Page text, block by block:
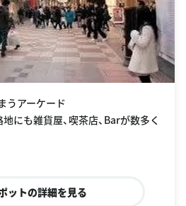
うアーケード
にも雑貨屋、喫茶店、Barが数多く
ットの詳細を見る